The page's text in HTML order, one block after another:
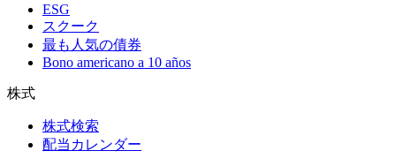
ESG
スクーク
最も人気の債券
Bono americano a 10 años
株式
株式検索
配当カレンダー